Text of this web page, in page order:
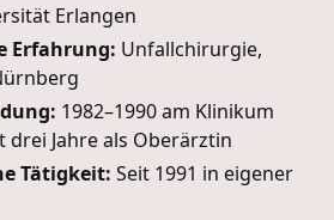
Erlangen
Erfahrung: Unfallchirurgie,
1982–1990 am Klinikum
drei Jahre als Oberärztin
Tätigkeit: Seit 1991 in eigener